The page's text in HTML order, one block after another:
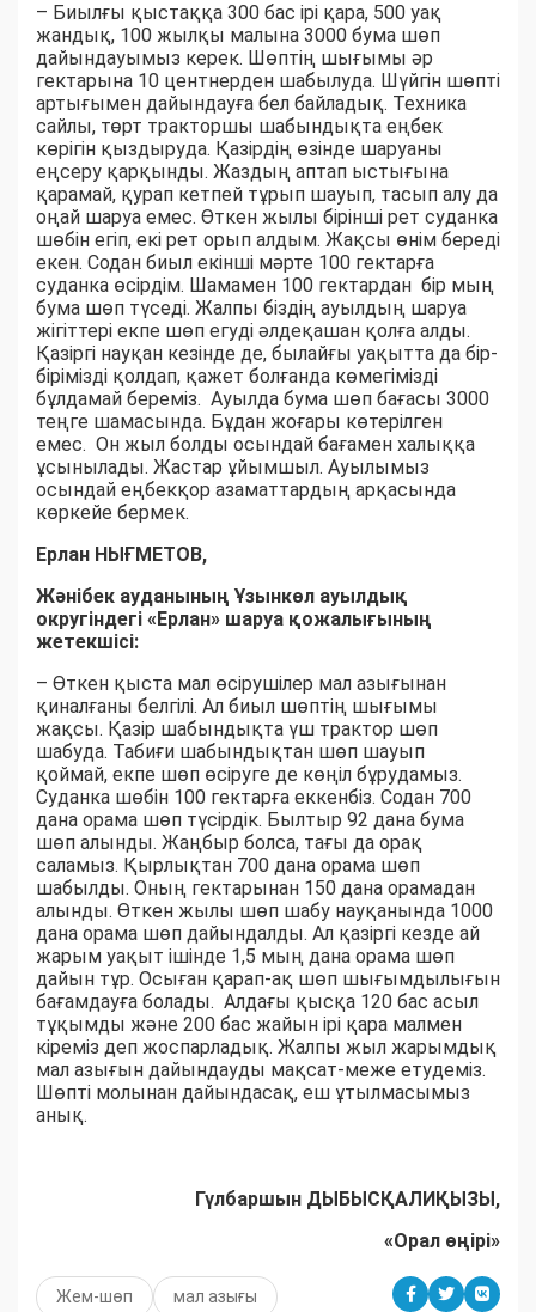
– Биылғы қыстаққа 300 бас ірі қара, 500 уақ
жандық, 100 жылқы малына 3000 бума шөп
дайындауымыз керек. Шөптің шығымы әр
гектарына 10 центнерден шабылуда. Шүйгін шөпті
артығымен дайындауға бел байладық. Техника
сайлы, төрт тракторшы шабындықта еңбек
көрігін қыздыруда. Қазірдің өзінде шаруаны
еңсеру қарқынды. Жаздың аптап ыстығына
қарамай, қурап кетпей тұрып шауып, тасып алу да
оңай шаруа емес. Өткен жылы бірінші рет суданка
шөбін егіп, екі рет орып алдым. Жақсы өнім береді
екен. Содан биыл екінші мәрте 100 гектарға
суданка өсірдім. Шамамен 100 гектардан бір мың
бума шөп түседі. Жалпы біздің ауылдың шаруа
жігіттері екпе шөп егуді әлдеқашан қолға алды.
Қазіргі науқан кезінде де, былайғы уақытта да бір-
бірімізді қолдап, қажет болғанда көмегімізді
бұлдамай береміз. Ауылда бума шөп бағасы 3000
теңге шамасында. Бұдан жоғары көтерілген
емес. Он жыл болды осындай бағамен халыққа
ұсынылады. Жастар ұйымшыл. Ауылымыз
осындай еңбекқор азаматтардың арқасында
көркейе бермек.
Ерлан НЫҒМЕТОВ,
Жәнібек ауданының Ұзынкөл ауылдық
округіндегі «Ерлан» шаруа қожалығының
жетекшісі:
– Өткен қыста мал өсірушілер мал азығынан
қиналғаны белгілі. Ал биыл шөптің шығымы
жақсы. Қазір шабындықта үш трактор шөп
шабуда. Табиғи шабындықтан шөп шауып
қоймай, екпе шөп өсіруге де көңіл бұрудамыз.
Суданка шөбін 100 гектарға еккенбіз. Содан 700
дана орама шөп түсірдік. Былтыр 92 дана бума
шөп алынды. Жаңбыр болса, тағы да орақ
саламыз. Қырлықтан 700 дана орама шөп
шабылды. Оның гектарынан 150 дана орамадан
алынды. Өткен жылы шөп шабу науқанында 1000
дана орама шөп дайындалды. Ал қазіргі кезде ай
жарым уақыт ішінде 1,5 мың дана орама шөп
дайын тұр. Осыған қарап-ақ шөп шығымдылығын
бағамдауға болады. Алдағы қысқа 120 бас асыл
тұқымды және 200 бас жайын ірі қара малмен
кіреміз деп жоспарладық. Жалпы жыл жарымдық
мал азығын дайындауды мақсат-меже етудеміз.
Шөпті молынан дайындасақ, еш ұтылмасымыз
анық.
Гүлбаршын ДЫБЫСҚАЛИҚЫЗЫ,
«Орал өңірі»
Жем-шөп мал азығы